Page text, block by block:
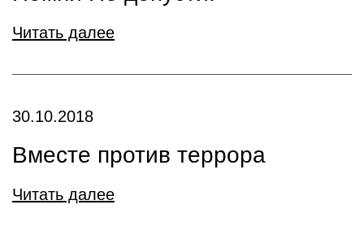
Читать далее
30.10.2018
Вместе против террора
Читать далее